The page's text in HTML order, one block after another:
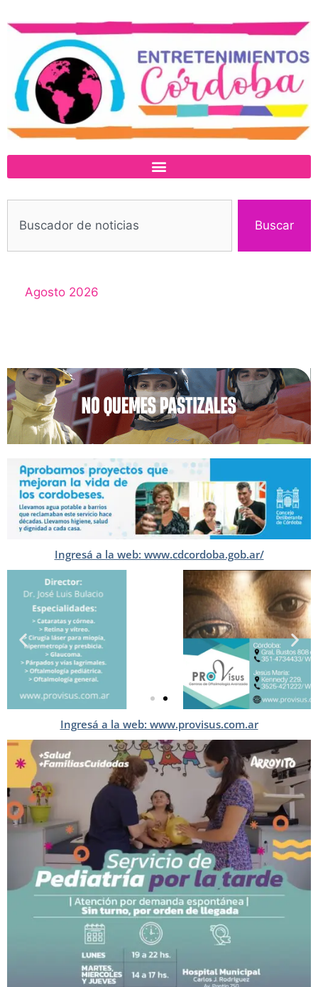
Buscar
Agosto 2026
Ingresá a la web: www.cdcordoba.gob.ar/
Ingresá a la web: www.provisus.com.ar